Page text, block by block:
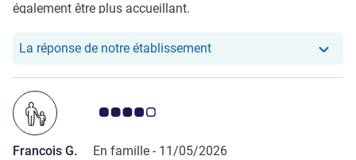
également être plus accueillant.
La réponse de notre établissementNotre hôtel a repondu au
Note Avis clients 4.0/5
Francois G. En famille - 11/05/2026